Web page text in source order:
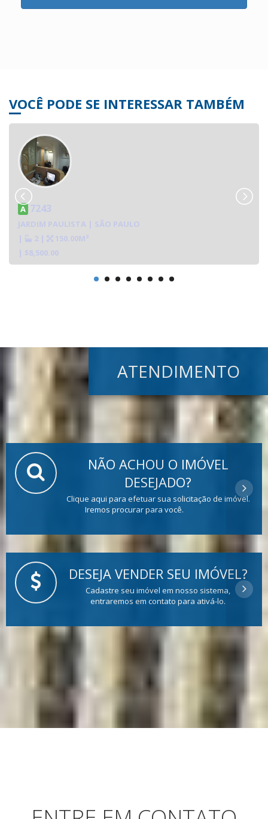
VOCÊ PODE SE INTERESSAR TAMBÉM
A 7243
JARDIM PAULISTA | SÃO PAULO
|
2 |
150.00M²
| $8,500.00
ATENDIMENTO
NÃO ACHOU O IMÓVEL
DESEJADO?
Clique aqui para efetuar sua solicitação de imóvel.
Iremos procurar para você.
DESEJA VENDER SEU IMÓVEL?
Cadastre seu imóvel em nosso sistema,
entraremos em contato para ativá-lo.